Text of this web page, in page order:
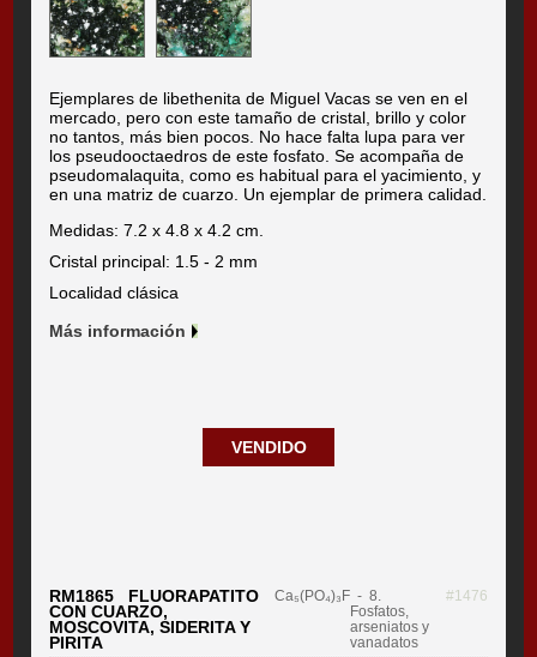
Ejemplares de libethenita de Miguel Vacas se ven en el
mercado, pero con este tamaño de cristal, brillo y color
no tantos, más bien pocos. No hace falta lupa para ver
los pseudooctaedros de este fosfato. Se acompaña de
pseudomalaquita, como es habitual para el yacimiento, y
en una matriz de cuarzo. Un ejemplar de primera calidad.
Medidas: 7.2 x 4.8 x 4.2 cm.
Cristal principal: 1.5 - 2 mm
Localidad clásica
Más información
VENDIDO
RM1865 FLUORAPATITO
CON CUARZO,
MOSCOVITA, SIDERITA Y
PIRITA
Ca₅(PO₄)₃F - 8.
Fosfatos,
arseniatos y
vanadatos
#1476